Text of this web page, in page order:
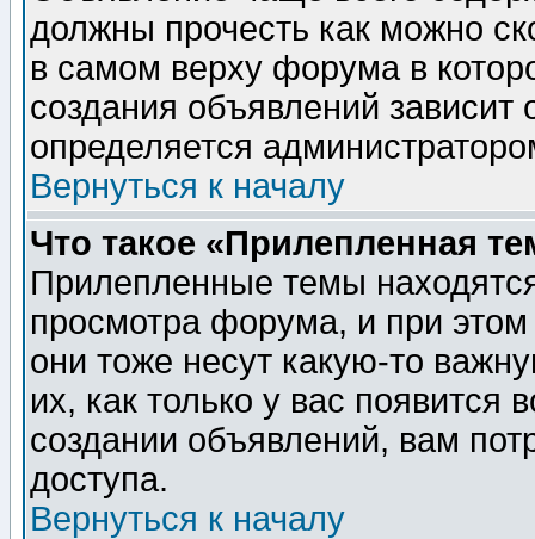
должны прочесть как можно
в самом верху форума в
создания объявлений зависит
определяется
Вернуться к началу
Что такое «Прилепленная
Прилепленные темы
просмотра форума, и при
они тоже несут какую-то
их, как только у вас появится
создании объявлений, вам
доступа.
Вернуться к началу